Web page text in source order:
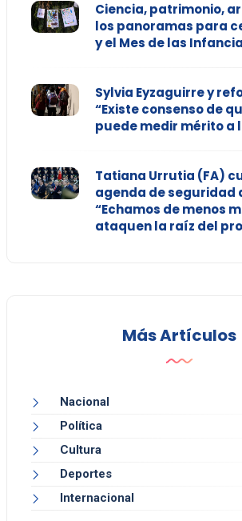
Ciencia, patrimonio,
los panoramas para
y el Mes de las
Sylvia Eyzaguirre y
“Existe consenso de
puede medir mérito a
Tatiana Urrutia (FA)
agenda de seguridad
“Echamos de menos
ataquen la raíz del
Más Artículos
Nacional
Política
Cultura
Deportes
Internacional